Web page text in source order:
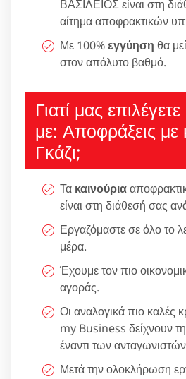
ΒΑΣΙΛΕΙΟΣ είναι στη
αίτημα αποφρακτικών
Με 100%εγγύηση θα
στον απόλυτο βαθμό.
Γιατί μας
με: Αποφράξεις με
Γκάζι;
Τα καινούρια
είναι στη διάθεσή σας
Εργαζόμαστε σε όλο το
μέρα.
Έχουμε τον πιο
αγοράς.
Οι αναλογικά πιο καλές
my Business δείχνουν
έναντι των
Μετά την ολοκλήρωση